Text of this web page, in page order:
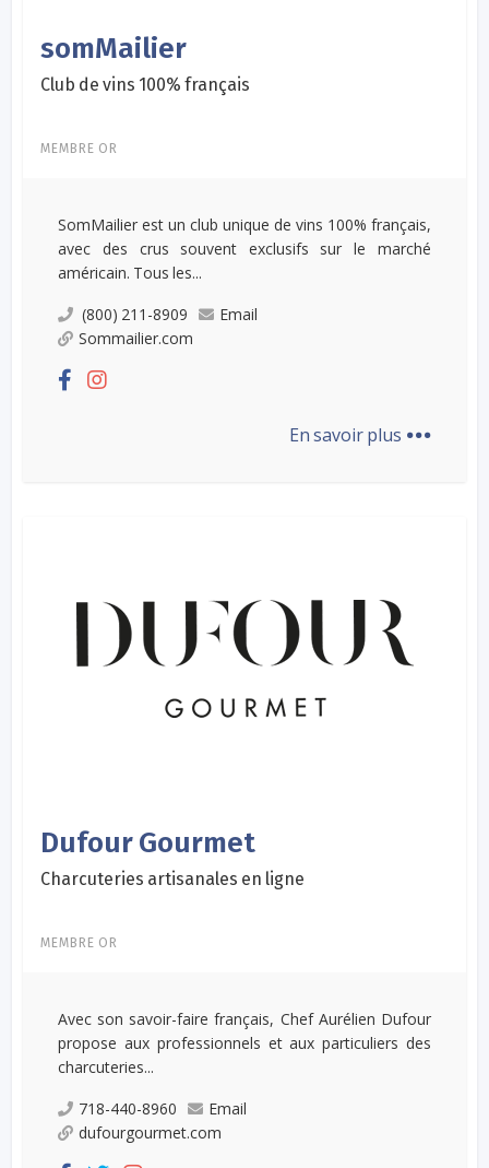
somMailier
Club de vins 100% français
MEMBRE OR
SomMailier est un club unique de vins 100% français,
avec des crus souvent exclusifs sur le marché
américain. Tous les...
(800) 211-8909
Email
Sommailier.com
En savoir plus ...
Dufour Gourmet
Charcuteries artisanales en ligne
MEMBRE OR
Avec son savoir-faire français, Chef Aurélien Dufour
propose aux professionnels et aux particuliers des
charcuteries...
718-440-8960
Email
dufourgourmet.com